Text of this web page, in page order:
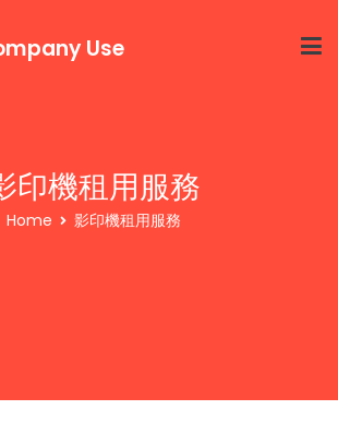
Use
印機租用服務
Home 影印機租用服務